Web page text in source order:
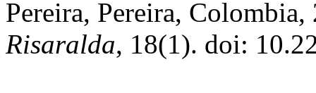
Pereira, Pereira,
Risaralda, 18(1). doi: